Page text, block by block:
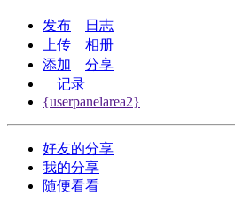
发布
日志
上传
相册
添加
分享
记录
{userpanelarea2}
好友的分享
我的分享
随便看看